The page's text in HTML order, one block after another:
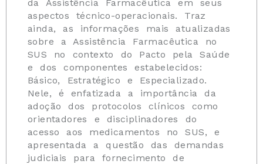
da Assistência Farmacêutica em seus
aspectos técnico-operacionais. Traz
ainda, as informações mais atualizadas
sobre a Assistência Farmacêutica no
SUS no contexto do Pacto pela Saúde
e dos componentes estabelecidos:
Básico, Estratégico e Especializado.
Nele, é enfatizada a importância da
adoção dos protocolos clínicos como
orientadores e disciplinadores do
acesso aos medicamentos no SUS, e
apresentada a questão das demandas
judiciais para fornecimento de